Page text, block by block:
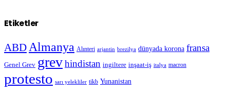
Etiketler
ABD Almanya Alınteri arjantin brezilya dünyada korona fransa
Genel Grev grevhindistan ingiltere inşaat-iş italya macron
protesto sarı yelekliler tikb Yunanistan